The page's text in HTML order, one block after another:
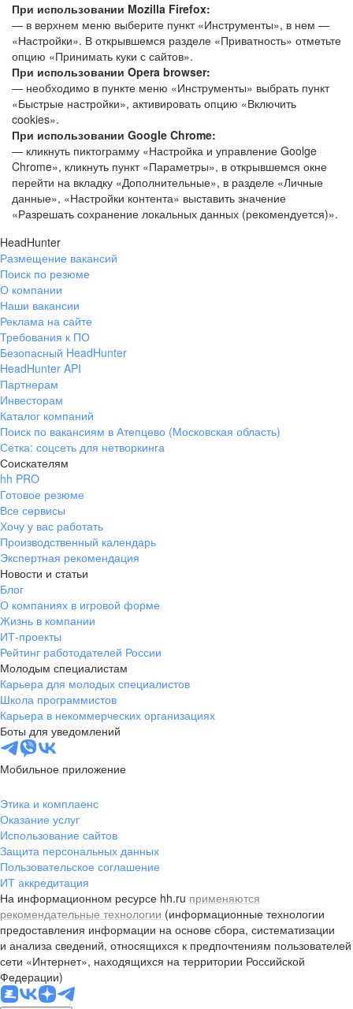
При использовании Mozilla Firefox:
— в верхнем меню выберите пункт «Инструменты», в нем —
«Настройки». В открывшемся разделе «Приватность» отметьте
опцию «Принимать куки с сайтов».
При использовании Opera browser:
— необходимо в пункте меню «Инструменты» выбрать пункт
«Быстрые настройки», активировать опцию «Включить
cookies».
При использовании Google Chrome:
— кликнуть пиктограмму «Настройка и управление Goolge
Chrome», кликнуть пункт «Параметры», в открывшемся окне
перейти на вкладку «Дополнительные», в разделе «Личные
данные», «Настройки контента» выставить значение
«Разрешать сохранение локальных данных (рекомендуется)».
HeadHunter
Размещение вакансий
Поиск по резюме
О компании
Наши вакансии
Реклама на сайте
Требования к ПО
Безопасный HeadHunter
HeadHunter API
Партнерам
Инвесторам
Каталог компаний
Поиск по вакансиям в Атепцево (Московская область)
Сетка: соцсеть для нетворкинга
Соискателям
hh PRO
Готовое резюме
Все сервисы
Хочу у вас работать
Производственный календарь
Экспертная рекомендация
Новости и статьи
Блог
О компаниях в игровой форме
Жизнь в компании
ИТ-проекты
Рейтинг работодателей России
Молодым специалистам
Карьера для молодых специалистов
Школа программистов
Карьера в некоммерческих организациях
Боты для уведомлений
Мобильное приложение
Этика и комплаенс
Оказание услуг
Использование сайтов
Защита персональных данных
Пользовательское соглашение
ИТ аккредитация
На информационном ресурсе hh.ru применяются
рекомендательные технологии (информационные технологии
предоставления информации на основе сбора, систематизации
и анализа сведений, относящихся к предпочтениям пользователей
сети «Интернет», находящихся на территории Российской
Федерации)